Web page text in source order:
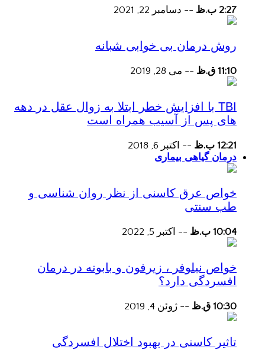
2:27 ب.ظ -- دسامبر 22, 2021
روش درمان بی خوابی شبانه
11:10 ق.ظ -- می 28, 2019
TBI با افزایش خطر ابتلا به زوال عقل در دهه
های پس از آسیب همراه است
12:21 ب.ظ -- اکتبر 6, 2018
درمان گیاهی بیماری
خواص عرق کاسنی از نظر روان شناسی و
طب سنتی
10:04 ب.ظ -- اکتبر 5, 2022
خواص نیلوفر ، زیرفون و بابونه در درمان
افسردگی دارد؟
10:30 ق.ظ -- ژوئن 4, 2019
تاثیر کاسنی در بهبود اختلال افسردگی